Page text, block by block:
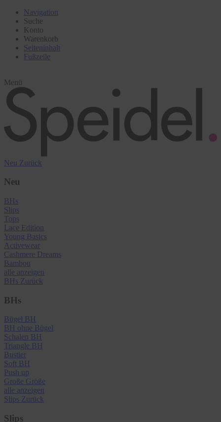
Navigation
Suche
Konto
Warenkorb
Seiteninhalt
Fußzeile
Menü
Neu Zurück
Neu
BHs
Slips
Tops
Lace Edition
Young Basics
Activewear
Cashmere Dreams
Bambou
alle anzeigen
BHs Zurück
BHs
Bügel BH
BH ohne Bügel
Schalen BH
Triangle BH
Bustier
Soft BH
Push up
Große Größe
alle anzeigen
Slips Zurück
Slips